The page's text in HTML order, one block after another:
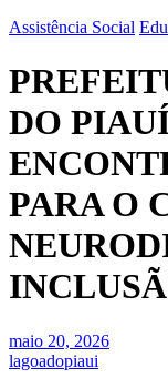
Assistência Social
DO
PARA O
maio 20, 2026
lagoadopiaui